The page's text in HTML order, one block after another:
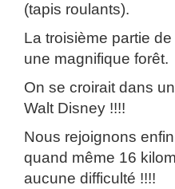
(tapis roulants).
La troisième partie
une magnifique forêt.
On se croirait dans
Walt Disney !!!!
Nous rejoignons
quand même 16
aucune difficulté !!!!